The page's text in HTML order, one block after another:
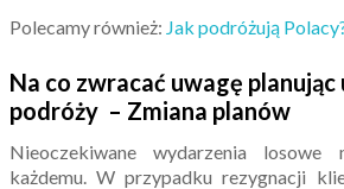
Polecamy również: Jak podróżują
Na co zwracać uwagę planując
podróży – Zmiana planów
Nieoczekiwane wydarzenia
każdemu. W przypadku rezygnacji